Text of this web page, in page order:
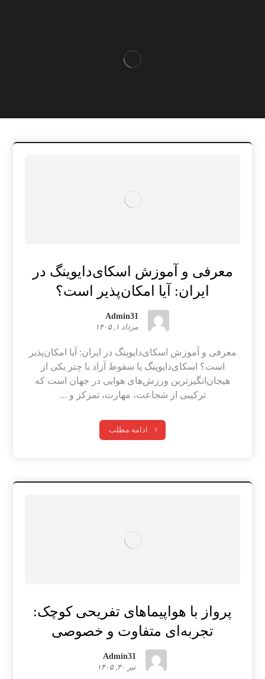
معرفی و آموزش اسکای‌دایوینگ در
ایران: آیا امکان‌پذیر است؟
Admin31
مرداد ۱, ۱۴۰۵
معرفی و آموزش اسکای‌دایوینگ در ایران: آیا امکان‌پذیر
است؟ اسکای‌دایوینگ یا سقوط آزاد با چتر یکی از
هیجان‌انگیزترین ورزش‌های هوایی در جهان است که
ترکیبی از شجاعت، مهارت، تمرکز و ...
ادامه مطلب
پرواز با هواپیماهای تفریحی کوچک:
تجربه‌ای متفاوت و خصوصی
Admin31
تیر ۳۰, ۱۴۰۵